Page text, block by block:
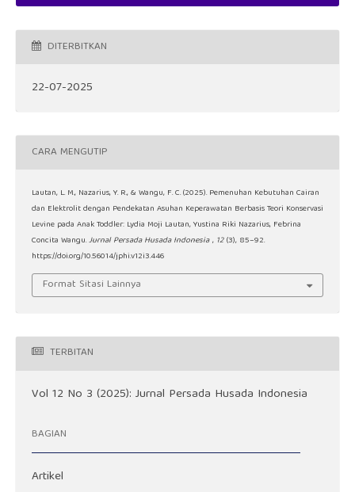
DITERBITKAN
22-07-2025
CARA MENGUTIP
Lautan, L. M., Nazarius, Y. R., & Wangu, F. C. (2025). Pemenuhan Kebutuhan Cairan
dan Elektrolit dengan Pendekatan Asuhan Keperawatan Berbasis Teori Konservasi
Levine pada Anak Toddler: Lydia Moji Lautan, Yustina Riki Nazarius, Febrina
Concita Wangu.Jurnal Persada Husada Indonesia , 12 (3), 85–92.
https://doi.org/10.56014/jphi.v12i3.446
Format Sitasi Lainnya
TERBITAN
Vol 12 No 3 (2025): Jurnal Persada Husada Indonesia
BAGIAN
Artikel